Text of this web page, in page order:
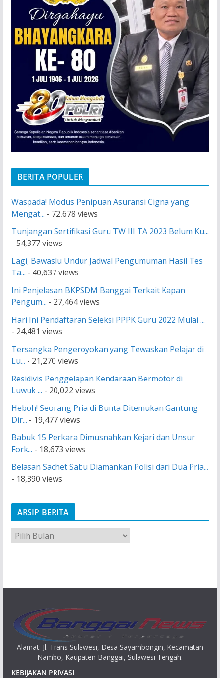
BERITA POPULER
Waspada! Modus Penipuan Asuransi Cigna yang
Mengat... - 72,678 views
Tunjangan Sertifikasi Guru TW III TA 2023 Belum Ku...
- 54,377 views
Lagi, Bawaslu Undur Jadwal Pengumuman Hasil Tes
Ta... - 40,637 views
Ini Penjelasan BKPSDM Banggai Terkait Kapan
Pengum... - 27,464 views
Hari Ini Pendaftaran Seleksi PPPK Guru 2022 Mulai ...
- 24,481 views
Tersangka Pengeroyokan yang Tewaskan Pelajar di
Lu... - 21,270 views
Residivis Penggelapan Kendaraan Bermotor di
Luwuk ... - 20,022 views
Heboh! Seorang Pria di Bunta Ditemukan Gantung
Dir... - 19,477 views
Babuk 15 Perkara Dimusnahkan Kejari dan Unsur
Fork... - 18,673 views
Belasan Sachet Sabu Diamankan Polisi dari Dua Pria...
- 18,390 views
ARSIP BERITA
A
r
Alamat: Jl. Trans Sulawesi, Desa Sayambongin, Kecamatan
Nambo, Kaupaten Banggai, Sulawesi Tengah.
KEBIJAKAN PRIVASI